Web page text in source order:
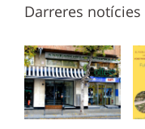
Darreres notícies